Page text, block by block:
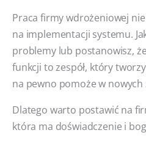
Praca firmy wdrożeniowej
na implementacji systemu.
problemy lub postanowisz,
funkcji to zespół, który
na pewno pomoże w nowych
Dlatego warto postawić na
która ma doświadczenie i